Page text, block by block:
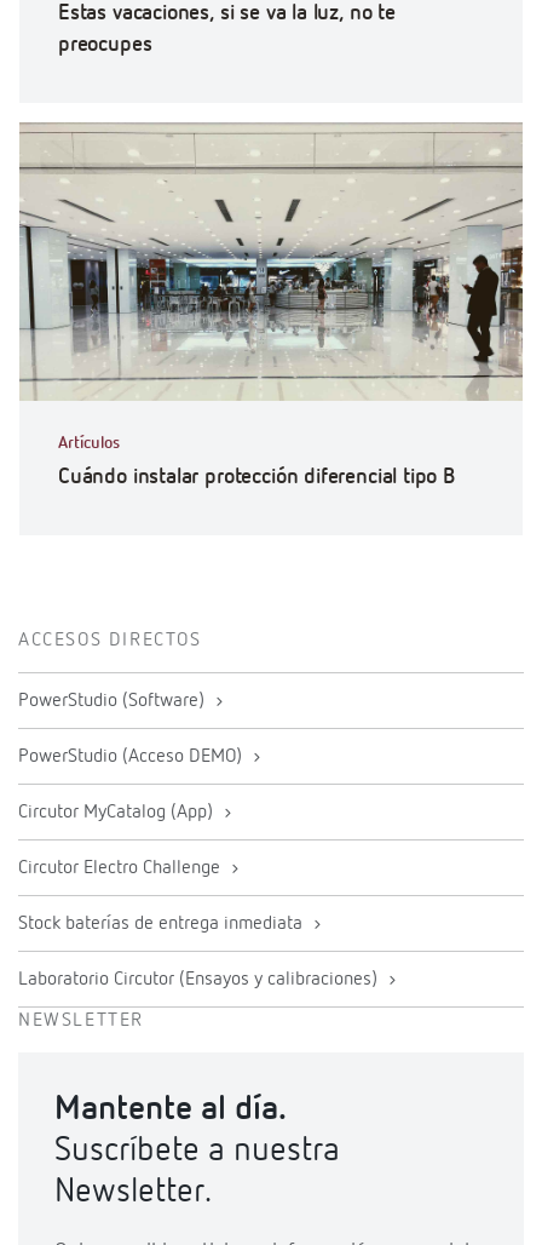
Estas vacaciones, si se va la luz, no te
preocupes
Artículos
Cuándo instalar protección diferencial tipo B
ACCESOS DIRECTOS
PowerStudio (Software)
PowerStudio (Acceso DEMO)
Circutor MyCatalog (App)
Circutor Electro Challenge
Stock baterías de entrega inmediata
Laboratorio Circutor (Ensayos y calibraciones)
NEWSLETTER
Mantente al día.
Suscríbete a nuestra
Newsletter.